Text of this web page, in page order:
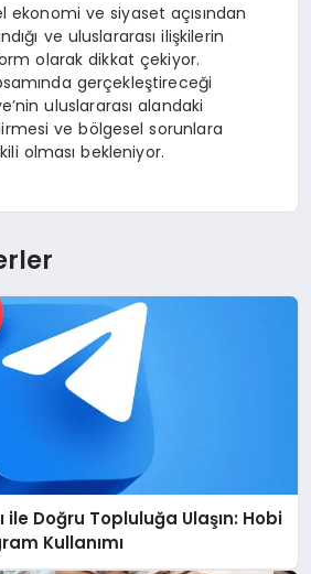
ekonomi ve siyaset açısından
ve uluslararası ilişkilerin
olarak dikkat çekiyor.
gerçekleştireceği
uluslararası alandaki
ve bölgesel sorunlara
olması bekleniyor.
Doğru Topluluğa Ulaşın: Hobi
Kullanımı